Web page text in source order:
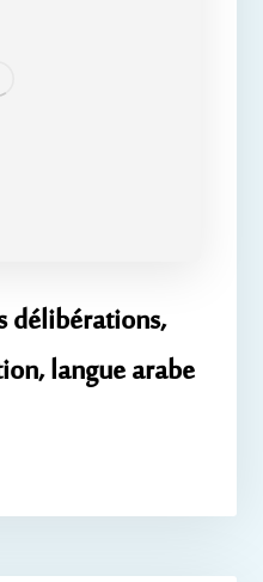
délibérations,
langue arabe